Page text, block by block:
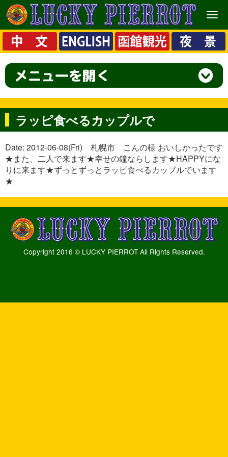
メ
ニ
ュ
ー
ラッピ食べるカップルで
Date: 2012-06-08(Fri) 札幌市 こんの様 おいしかったです
★また、二人で来ます★幸せの鐘ならします★HAPPYにな
りに来ます★ずっとずっとラッピ食べるカップルでいます
★
Copyright 2016 © LUCKY PIERROT All Rights Reserved.